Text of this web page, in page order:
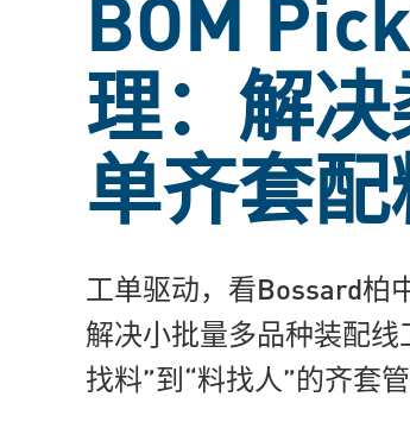
BOM
理：解
单齐套
工单驱动，看Bossard柏
解决小批量多品种装配
找料”到“料找人”的齐套管